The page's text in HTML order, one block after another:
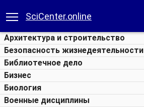
SciCenter.online
Архитектура и строительство
Безопасность жизнедеятельности
Библиотечное дело
Бизнес
Биология
Военные дисциплины